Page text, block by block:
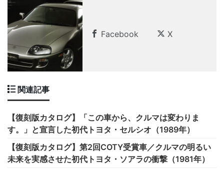
Facebook X
関連記事
【復刻版カタログ】「この車から、クルマは変わりま
す。」と宣言した初代トヨタ・セルシオ（1989年）
【復刻版カタログ】第2回COTY受賞車／クルマの明るい
未来を実感させた初代トヨタ・ソアラの衝撃（1981年）